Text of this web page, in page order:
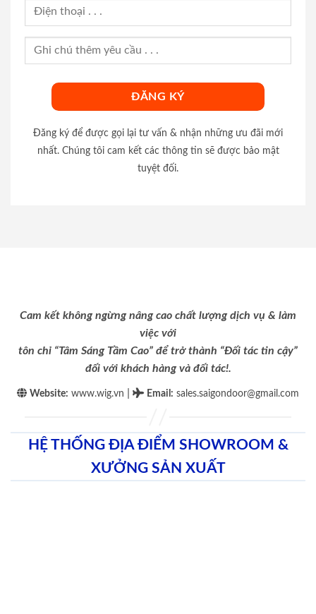
Đăng ký để được gọi lại tư vấn & nhận những ưu đãi mới
nhất. Chúng tôi cam kết các thông tin sẽ được bảo mật
tuyệt đối.
Cam kết không ngừng nâng cao chất lượng dịch vụ & làm
việc với
tôn chỉ “Tâm Sáng Tầm Cao” để trở thành “Đối tác tin cậy”
đối với khách hàng và đối tác!.
Website: www.wig.vn Email : sales.saigondoor@gmail.com
HỆ THỐNG ĐỊA ĐIỂM SHOWROOM &
XƯỞNG SẢN XUẤT